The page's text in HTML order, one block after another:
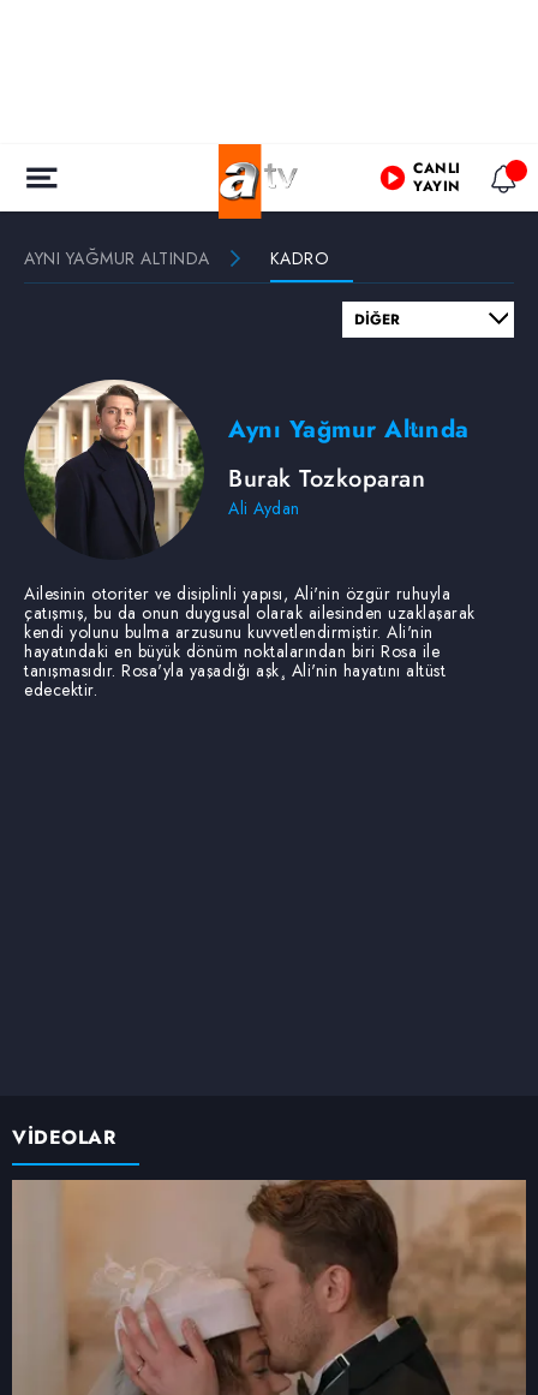
CANLI
YAYIN
AYNI YAĞMUR ALTINDA KADRO
Aynı Yağmur Altında
Burak Tozkoparan
Ali Aydan
Ailesinin otoriter ve disiplinli yapısı, Ali'nin özgür ruhuyla
çatışmış, bu da onun duygusal olarak ailesinden uzaklaşarak
kendi yolunu bulma arzusunu kuvvetlendirmiştir. Ali'nin
hayatındaki en büyük dönüm noktalarından biri Rosa ile
tanışmasıdır. Rosa'yla yaşadığı aşk¸ Ali'nin hayatını altüst
edecektir.
VİDEOLAR